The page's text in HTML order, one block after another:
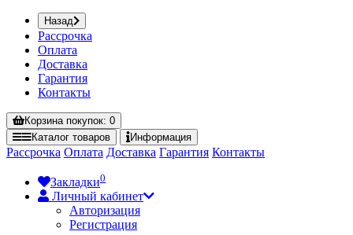
Назад
Рассрочка
Оплата
Доставка
Гарантия
Контакты
Корзинапокупок: 0
Каталог товаров Информация
Рассрочка Оплата Доставка Гарантия Контакты
Закладки0
Личный кабинет
Авторизация
Регистрация